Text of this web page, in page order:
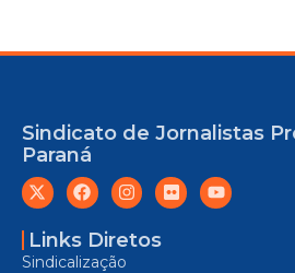
Sindicato de Jornalistas
Paraná
Links Diretos
Sindicalização